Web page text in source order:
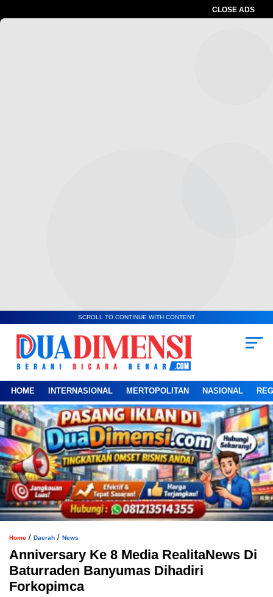
CLOSE ADS
SCROLL TO CONTINUE WITH CONTENT
HOME INTERNASIONAL MERTOPOLITAN NASIONAL
Home / Daerah / News
Anniversary Ke 8 Media RealitaNews Di
Baturraden Banyumas Dihadiri
Forkopimca